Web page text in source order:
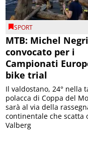
SPORT
MTB: Michel
convocato per i
Campionati
bike trial
Il valdostano, 24° nella
polacca di Coppa del
sarà al via della
continentale che scatta
Valberg